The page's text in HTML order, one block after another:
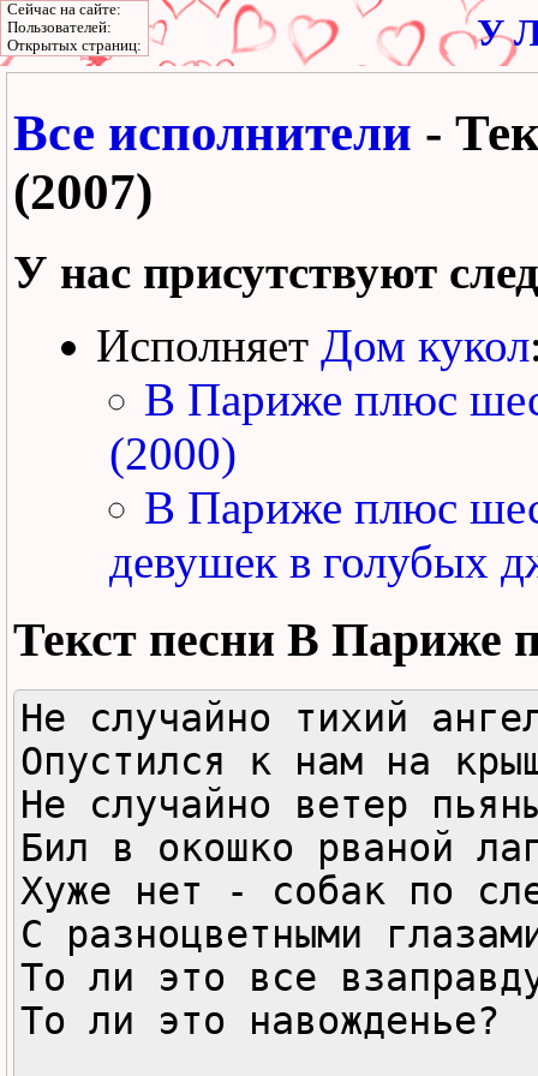
У
Все исполнители -
(2007)
У нас присутствуют
Исполняет Дом кукол
В Париже плюс
(2000)
В Париже плюс
девушек в голубых
Текст песни В Париже
Не случайно тихий
Опустился к нам на
Не случайно ветер
Бил в окошко рваной
Хуже нет - собак по
С разноцветными
То ли это все
То ли это навожденье?
Сейчас на сайте:
Пользователей:
Открытых страниц: